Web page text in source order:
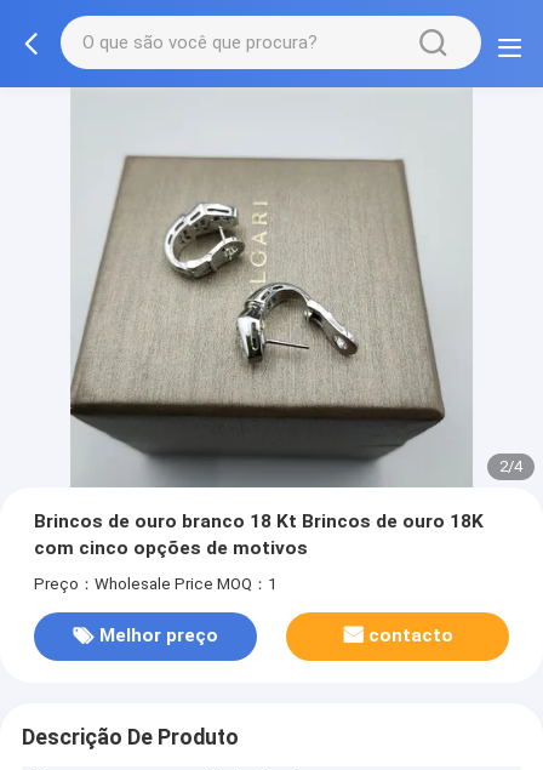
2/4
Brincos de ouro branco 18 Kt Brincos de ouro 18K
com cinco opções de motivos
Preço：Wholesale Price MOQ：1
Melhor preço contacto
Descrição De Produto